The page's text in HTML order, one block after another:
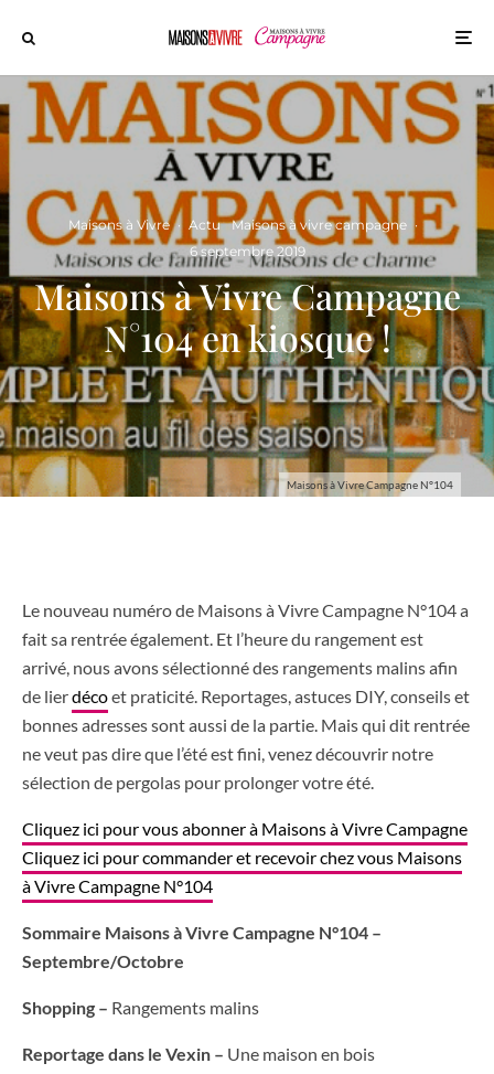
Maisons à Vivre Campagne N°104
Maisons à Vivre · Actu Maisons à vivre campagne ·
6 septembre 2019
Maisons à Vivre Campagne
N°104 en kiosque !
Le nouveau numéro de Maisons à Vivre Campagne N°104 a
fait sa rentrée également. Et l’heure du rangement est
arrivé, nous avons sélectionné des rangements malins afin
de lierdécoet praticité. Reportages, astuces DIY, conseils et
bonnes adresses sont aussi de la partie. Mais qui dit rentrée
ne veut pas dire que l’été est fini, venez découvrir notre
sélection de pergolas pour prolonger votre été.
Cliquez ici pour vous abonner à Maisons à Vivre Campagne
Cliquez ici pour commander et recevoir chez vous Maisons
à Vivre Campagne N°104
Sommaire Maisons à Vivre Campagne N°104 –
Septembre/Octobre
Shopping – Rangements malins
Reportage dans le Vexin – Une maison en bois